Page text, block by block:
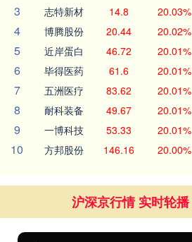
3 志特新材 14.8 20.03%
4 博腾股份 20.44 20.02%
5 近岸蛋白 46.72 20.01%
6 毕得医药 61.6 20.01%
7 五洲医疗 83.62 20.01%
8 耐科装备 49.67 20.01%
9 一博科技 53.33 20.01%
10 方邦股份 146.16 20.00%
沪深京行情 实时轮播